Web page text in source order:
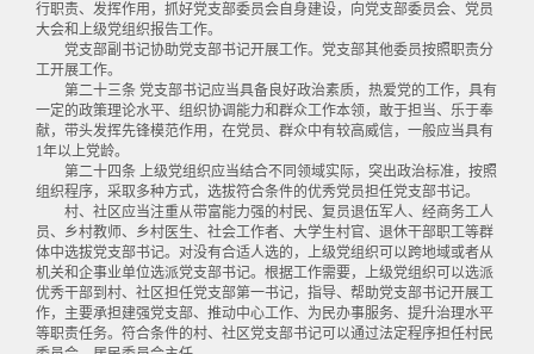
行职责、发挥作用，抓好党支部委员会自身建设，向党支部委员会、党员
大会和上级党组织报告工作。
党支部副书记协助党支部书记开展工作。党支部其他委员按照职责分
工开展工作。
第二十三条 党支部书记应当具备良好政治素质，热爱党的工作，具有
一定的政策理论水平、组织协调能力和群众工作本领，敢于担当、乐于奉
献，带头发挥先锋模范作用，在党员、群众中有较高威信，一般应当具有
1年以上党龄。
第二十四条 上级党组织应当结合不同领域实际，突出政治标准，按照
组织程序，采取多种方式，选拔符合条件的优秀党员担任党支部书记。
村、社区应当注重从带富能力强的村民、复员退伍军人、经商务工人
员、乡村教师、乡村医生、社会工作者、大学生村官、退休干部职工等群
体中选拔党支部书记。对没有合适人选的，上级党组织可以跨地域或者从
机关和企事业单位选派党支部书记。根据工作需要，上级党组织可以选派
优秀干部到村、社区担任党支部第一书记，指导、帮助党支部书记开展工
作，主要承担建强党支部、推动中心工作、为民办事服务、提升治理水平
等职责任务。符合条件的村、社区党支部书记可以通过法定程序担任村民